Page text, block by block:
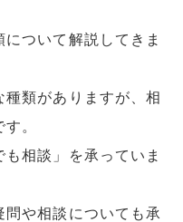
ついて解説してきま
類がありますが、相
。
相談」を承っていま
や相談についても承